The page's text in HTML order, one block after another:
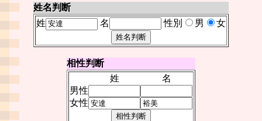
姓名判断
姓
名 性別 男 女
相性判断
姓
名
男性
女性